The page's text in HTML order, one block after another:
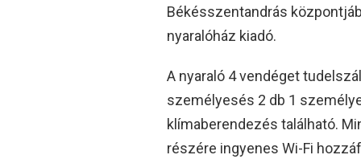
Békésszentandrás
nyaralóház kiadó.
A nyaraló 4 vendéget
személyesés 2 db 1
klímaberendezés található.
részére ingyenes Wi-Fi